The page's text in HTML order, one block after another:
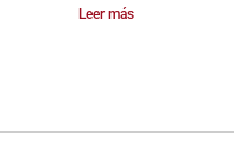
Leer más